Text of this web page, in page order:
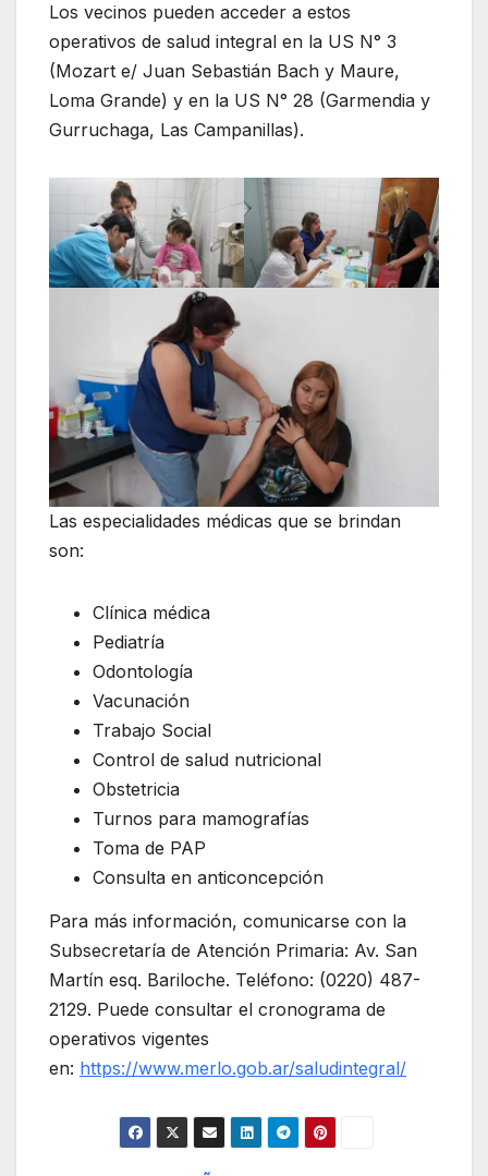
Los vecinos pueden acceder a estos
operativos de salud integral en la US N° 3
(Mozart e/ Juan Sebastián Bach y Maure,
Loma Grande) y en la US N° 28 (Garmendia y
Gurruchaga, Las Campanillas).
Las especialidades médicas que se brindan
son:
Clínica médica
Pediatría
Odontología
Vacunación
Trabajo Social
Control de salud nutricional
Obstetricia
Turnos para mamografías
Toma de PAP
Consulta en anticoncepción
Para más información, comunicarse con la
Subsecretaría de Atención Primaria: Av. San
Martín esq. Bariloche. Teléfono: (0220) 487-
2129. Puede consultar el cronograma de
operativos vigentes
en: https://www.merlo.gob.ar/saludintegral/